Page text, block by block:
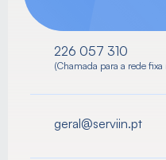
226 057 310
(Chamada para a rede fixa
geral@serviin.pt